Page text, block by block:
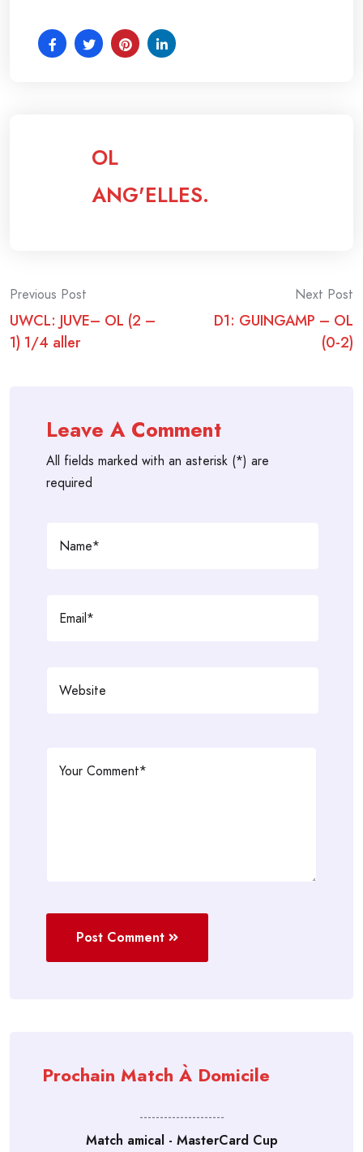
OL
ANG'ELLES.
Post
navigation
Previous Post
UWCL: JUVE– OL (2 –
1) 1/4 aller
Next Post
D1: GUINGAMP – OL
(0-2)
Leave A Comment
All fields marked with an asterisk (*) are
required
Post Comment
Prochain Match À Domicile
---------------------
Match amical - MasterCard Cup